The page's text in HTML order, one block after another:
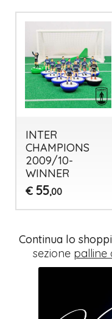
INTER
CHAMPIONS
2009/10-
WINNER
€ 55,00
Continua lo
sezione palline